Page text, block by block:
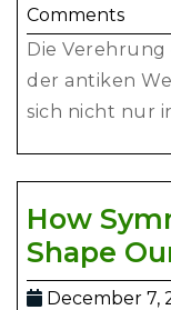
Comments
Die
der antiken
sich nicht nur
How
Shape
December 7,